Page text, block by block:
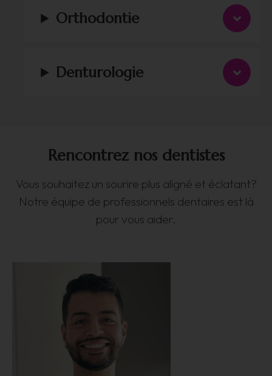
Orthodontie
Denturologie
Rencontrez nos dentistes
Vous souhaitez un sourire plus aligné et éclatant?
Notre équipe de professionnels dentaires est là
pour vous aider.